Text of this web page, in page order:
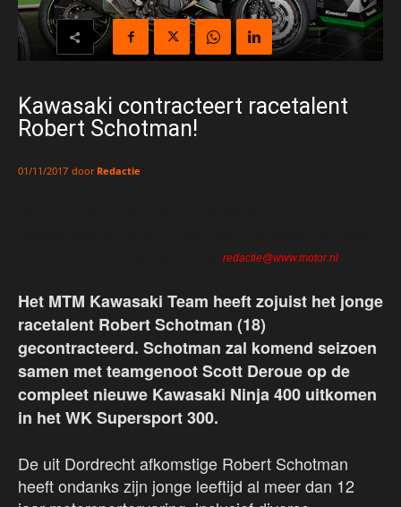
Kawasaki contracteert racetalent
Robert Schotman!
01/11/2017 door Redactie
redactie@www.motor.nl
Het MTM Kawasaki Team heeft zojuist het jonge
racetalent Robert Schotman (18)
gecontracteerd. Schotman zal komend seizoen
samen met teamgenoot Scott Deroue op de
compleet nieuwe Kawasaki Ninja 400 uitkomen
in het WK Supersport 300.
De uit Dordrecht afkomstige Robert Schotman
heeft ondanks zijn jonge leeftijd al meer dan 12